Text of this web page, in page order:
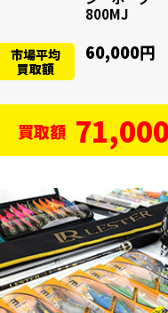
800MJ
市場平均
買取額
60,000円
買取額